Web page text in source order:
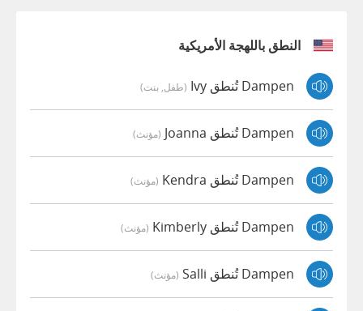
النطق باللهجة الأمريكية
Dampen تُنطق Ivy (طفل, بنت)
Dampen تُنطق Joanna (مؤنث)
Dampen تُنطق Kendra (مؤنث)
Dampen تُنطق Kimberly (مؤنث)
Dampen تُنطق Salli (مؤنث)